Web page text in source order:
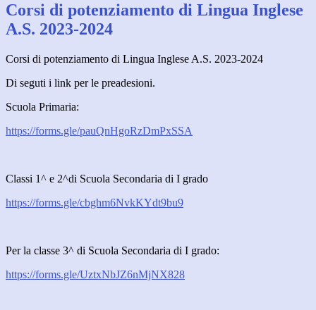
Corsi di potenziamento di Lingua Inglese
A.S. 2023-2024
Corsi di potenziamento di Lingua Inglese A.S. 2023-2024
Di seguti i link per le preadesioni.
Scuola Primaria:
https://forms.gle/pauQnHgoRzDmPxSSA
Classi 1^ e 2^di Scuola Secondaria di I grado
https://forms.gle/cbghm6NvkKYdt9bu9
Per la classe 3^ di Scuola Secondaria di I grado:
https://forms.gle/UztxNbJZ6nMjNX828